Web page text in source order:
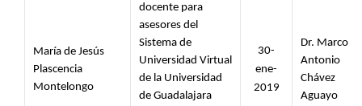
María de Jesús
Plascencia
Montelongo
docente para
asesores del
Sistema de
Universidad Virtual
de la Universidad
de Guadalajara
30-
ene-
2019
Dr. Marco
Antonio
Chávez
Aguayo